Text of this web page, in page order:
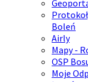
Boleń
Airly
Mapy -
OSP
Moje